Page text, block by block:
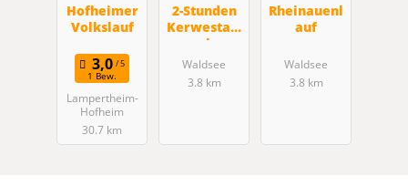
Hofheimer
Volkslauf
1 Bew.
Lampertheim-
Hofheim
30.7 km
2-Stunden
Kerwestaff
el
Waldsee
3.8 km
Rheinauenl
auf
Waldsee
3.8 km